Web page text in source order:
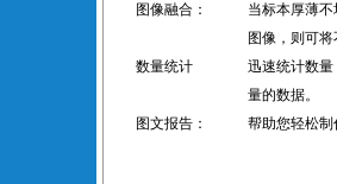
图像融合：
当标本厚薄
图像，则可
数量统计
迅速统计数
量的数据。
图文报告：
帮助您轻松